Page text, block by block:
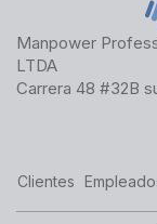
Manpower
LTDA
Carrera 48 #32B
Clientes